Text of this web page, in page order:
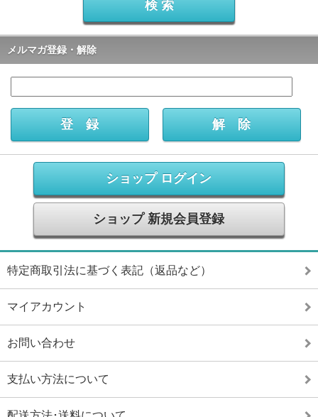
メルマガ登録・解除
ショップ ログイン
ショップ 新規会員登録
特定商取引法に基づく表記（返品など）
マイアカウント
お問い合わせ
支払い方法について